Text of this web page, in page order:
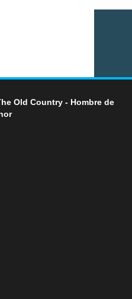
Old Country - Hombre de